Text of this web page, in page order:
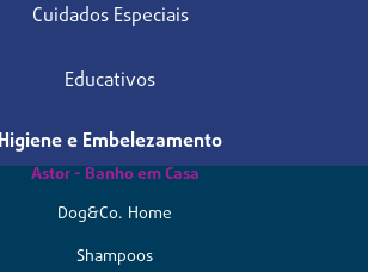
Cuidados Especiais
Educativos
Higiene e Embelezamento
Astor - Banho em Casa
Dog&Co. Home
Shampoos